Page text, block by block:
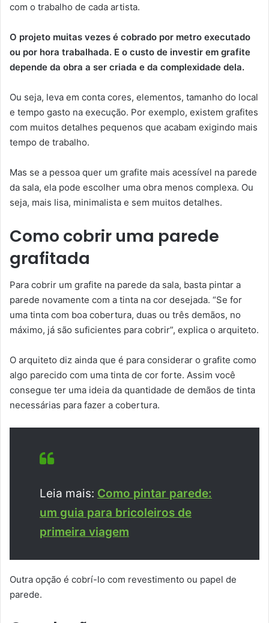
com o trabalho de cada artista.
O projeto muitas vezes é cobrado por metro executado
ou por hora trabalhada. E o custo de investir em grafite
depende da obra a ser criada e da complexidade dela.
Ou seja, leva em conta cores, elementos, tamanho do local
e tempo gasto na execução. Por exemplo, existem grafites
com muitos detalhes pequenos que acabam exigindo mais
tempo de trabalho.
Mas se a pessoa quer um grafite mais acessível na parede
da sala, ela pode escolher uma obra menos complexa. Ou
seja, mais lisa, minimalista e sem muitos detalhes.
Como cobrir uma parede
grafitada
Para cobrir um grafite na parede da sala, basta pintar a
parede novamente com a tinta na cor desejada. “Se for
uma tinta com boa cobertura, duas ou três demãos, no
máximo, já são suficientes para cobrir”, explica o arquiteto.
O arquiteto diz ainda que é para considerar o grafite como
algo parecido com uma tinta de cor forte. Assim você
consegue ter uma ideia da quantidade de demãos de tinta
necessárias para fazer a cobertura.
Leia mais: Como pintar parede:
um guia para bricoleiros de
primeira viagem
Outra opção é cobrí-lo com revestimento ou papel de
parede.